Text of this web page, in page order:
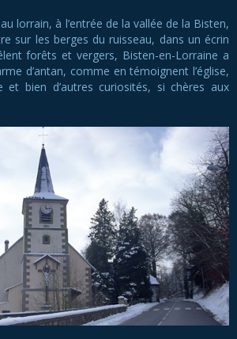
lorrain, à l’entrée de la vallée de la Bisten,
sur les berges du ruisseau, dans un écrin
forêts et vergers, Bisten-en-Lorraine a
d’antan, comme en témoignent l’église,
et bien d’autres curiosités, si chères aux